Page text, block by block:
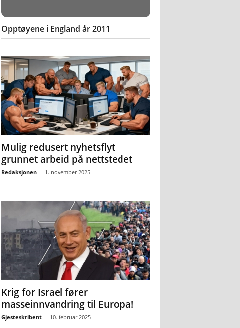
Opptøyene i England år 2011
Mulig redusert nyhetsflyt
grunnet arbeid på nettstedet
Redaksjonen - 1. november 2025
Krig for Israel fører
masseinnvandring til Europa!
Gjesteskribent - 10. februar 2025